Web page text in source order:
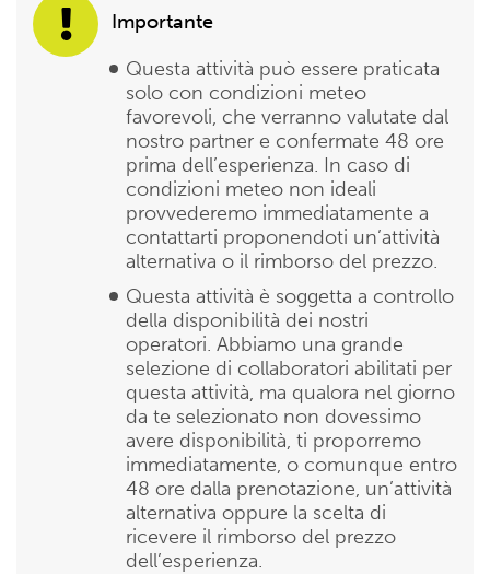
Importante
Questa attività può essere praticata
solo con condizioni meteo
favorevoli, che verranno valutate dal
nostro partner e confermate 48 ore
prima dell’esperienza. In caso di
condizioni meteo non ideali
provvederemo immediatamente a
contattarti proponendoti un’attività
alternativa o il rimborso del prezzo.
Questa attività è soggetta a controllo
della disponibilità dei nostri
operatori. Abbiamo una grande
selezione di collaboratori abilitati per
questa attività, ma qualora nel giorno
da te selezionato non dovessimo
avere disponibilità, ti proporremo
immediatamente, o comunque entro
48 ore dalla prenotazione, un’attività
alternativa oppure la scelta di
ricevere il rimborso del prezzo
dell’esperienza.